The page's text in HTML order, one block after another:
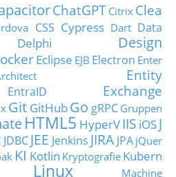
ChatGPT Citrix Clea
CSS Cypress Dart Data
Delphi
Design
Eclipse EJB Electron Enter
Entity
EntraID
Exchange
Git GitHubGo gRPC Gruppen
HTML5 HyperVIIS iOSJ
JDBC JEE Jenkins JIRA JPA jQuer
KI Kotlin Kryptografie Kubern
Linux
Machine